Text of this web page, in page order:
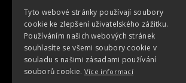
Tyto webové stránky používají soubory
cookie ke zlepšení uživatelského zážitku.
Používáním našich webových stránek
souhlasíte se všemi soubory cookie v
souladu s našimi zásadami používání
souborů cookie. Více informací